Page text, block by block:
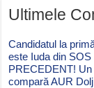
Ultimele
Candidatul la
este Iuda din
PRECEDENT!
compară AUR